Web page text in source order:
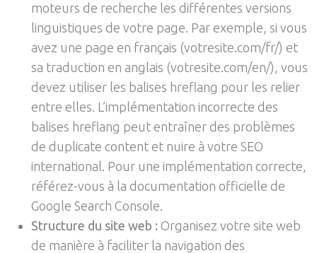
moteurs de recherche les différentes versions
linguistiques de votre page. Par exemple, si vous
avez une page en français (votresite.com/fr/) et
sa traduction en anglais (votresite.com/en/), vous
devez utiliser les balises hreflang pour les relier
entre elles. L’implémentation incorrecte des
balises hreflang peut entraîner des problèmes
de duplicate content et nuire à votre SEO
international. Pour une implémentation correcte,
référez-vous à la documentation officielle de
Google Search Console.
Structure du site web : Organisez votre site web
de manière à faciliter la navigation des